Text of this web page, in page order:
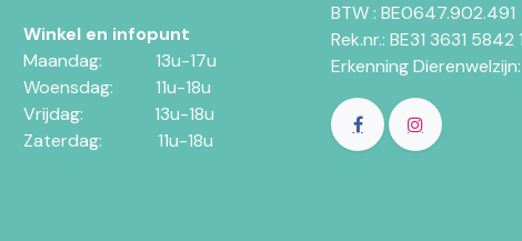
BTW : BE0647.902.491
Rek.nr.: BE31 3631 5842
Erkenning
Winkel en infopunt
Maandag:​​​
​13u-17u
Woensdag:​​
​11u-18u
Vrijdag:
​13u-18u
Zaterdag:
​11u-18u